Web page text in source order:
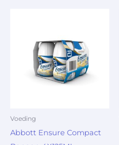
Voeding
Abbott Ensure Compact